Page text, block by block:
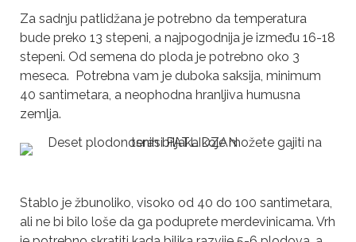
Za sadnju patlidžana je potrebno da temperatura
bude preko 13 stepeni, a najpogodnija je između 16-18
stepeni. Od semena do ploda je potrebno oko 3
meseca. Potrebna vam je duboka saksija, minimum
40 santimetara, a neophodna hranljiva humusna
zemlja.
Stablo je žbunoliko, visoko od 40 do 100 santimetara,
ali ne bi bilo loše da ga poduprete merdevinicama. Vrh